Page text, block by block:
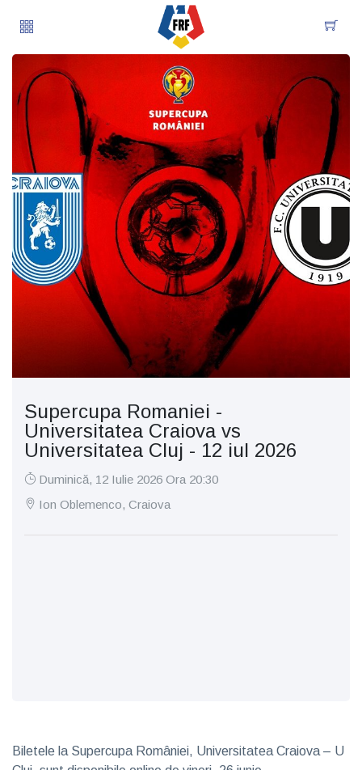
Supercupa Romaniei -
Universitatea Craiova vs
Universitatea Cluj - 12 iul 2026
Duminică, 12 Iulie 2026 Ora 20:30
Ion Oblemenco, Craiova
Biletele la Supercupa României, Universitatea Craiova – U